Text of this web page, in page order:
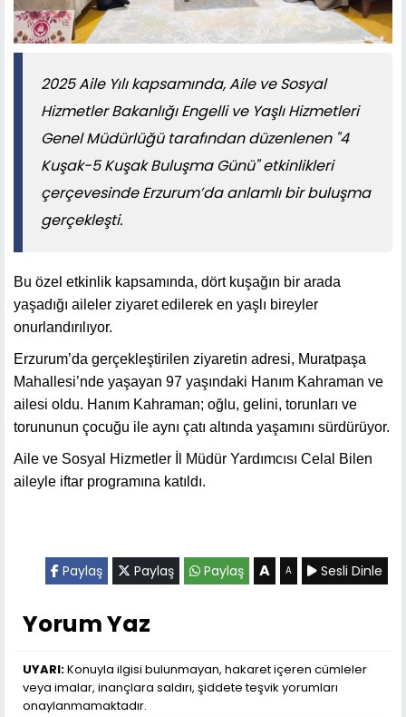
2025 Aile Yılı kapsamında, Aile ve Sosyal
Hizmetler Bakanlığı Engelli ve Yaşlı Hizmetleri
Genel Müdürlüğü tarafından düzenlenen "4
Kuşak-5 Kuşak Buluşma Günü" etkinlikleri
çerçevesinde Erzurum’da anlamlı bir buluşma
gerçekleşti.
Bu özel etkinlik kapsamında, dört kuşağın bir arada
yaşadığı aileler ziyaret edilerek en yaşlı bireyler
onurlandırılıyor.
Erzurum’da gerçekleştirilen ziyaretin adresi, Muratpaşa
Mahallesi’nde yaşayan 97 yaşındaki Hanım Kahraman ve
ailesi oldu. Hanım Kahraman; oğlu, gelini, torunları ve
torununun çocuğu ile aynı çatı altında yaşamını sürdürüyor.
Aile ve Sosyal Hizmetler İl Müdür Yardımcısı Celal Bilen
aileyle iftar programına katıldı.
Paylaş Paylaş Paylaş A A Sesli Dinle
Yorum Yaz
UYARI:Konuyla ilgisi bulunmayan, hakaret içeren cümleler
veya imalar, inançlara saldırı, şiddete teşvik yorumları
onaylanmamaktadır.